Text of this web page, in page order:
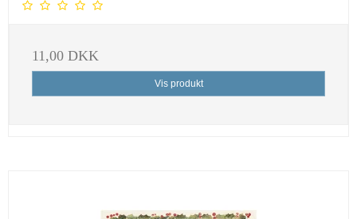
11,00 DKK
Vis produkt